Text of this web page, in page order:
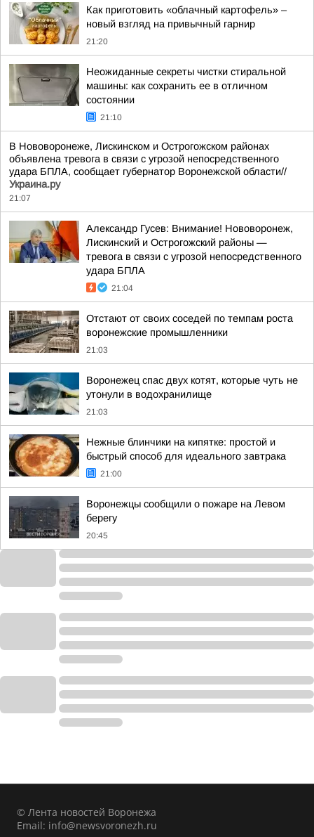
Как приготовить «облачный картофель» –
новый взгляд на привычный гарнир
21:20
Неожиданные секреты чистки стиральной
машины: как сохранить ее в отличном
состоянии
21:10
В Нововоронеже, Лискинском и Острогожском районах
объявлена тревога в связи с угрозой непосредственного
удара БПЛА, сообщает губернатор Воронежской области//
Украина.ру
21:07
Александр Гусев: Внимание! Нововоронеж,
Лискинский и Острогожский районы —
тревога в связи с угрозой непосредственного
удара БПЛА
21:04
Отстают от своих соседей по темпам роста
воронежские промышленники
21:03
Воронежец спас двух котят, которые чуть не
утонули в водохранилище
21:03
Нежные блинчики на кипятке: простой и
быстрый способ для идеального завтрака
21:00
Воронежцы сообщили о пожаре на Левом
берегу
20:45
© Лента новостей Воронежа
Email: info@newsvoronezh.ru